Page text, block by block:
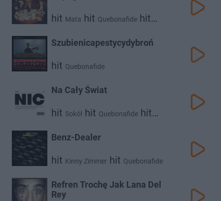
hit Mata hit Quebonafide hit
Szubienicapestycydybroń
hit Quebonafide
Na Cały Świat
hit Sokół hit Quebonafide hit
Benz-Dealer
hit Kinny Zimmer hit Quebonafide
Refren Trochę Jak Lana Del
Rey